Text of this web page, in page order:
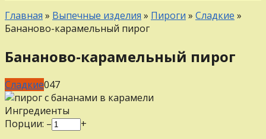
Главная » Выпечные изделия » Пироги » Сладкие »
Бананово-карамельный пирог
Бананово-карамельный пирог
Сладкие047
Ингредиенты
Порции: –
+